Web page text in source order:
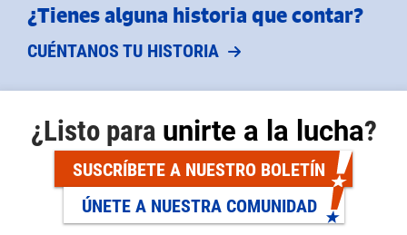
¿Tienes alguna historia que contar?
CUÉNTANOS TU HISTORIA
¿Listo para unirte a la lucha?
SUSCRÍBETE A NUESTRO BOLETÍN
ÚNETE A NUESTRA COMUNIDAD